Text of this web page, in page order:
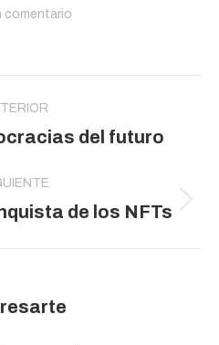
comentario
Publicacióndel futuro
Publicaciónde los NFTs